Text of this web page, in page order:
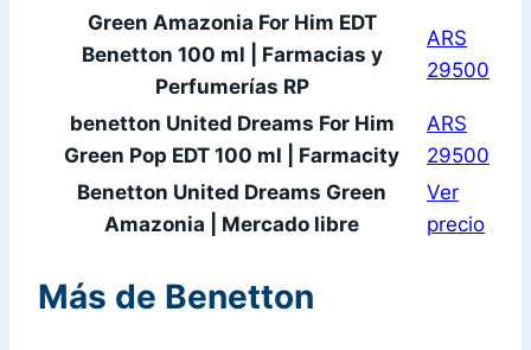
Green Amazonia For Him EDT
Benetton 100 ml | Farmacias y
Perfumerías RP
ARS
29500
benetton United Dreams For Him
Green Pop EDT 100 ml | Farmacity
ARS
29500
Benetton United Dreams Green
Amazonia | Mercado libre
Ver
precio
Más de Benetton